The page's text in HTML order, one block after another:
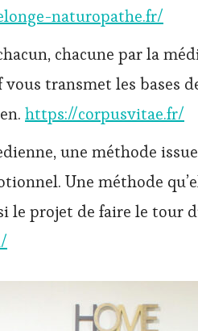
naturopathe.fr/
chacune par la
transmet les
https://corpusvitae.fr/
une méthode
Une méthode
le projet de faire le tour